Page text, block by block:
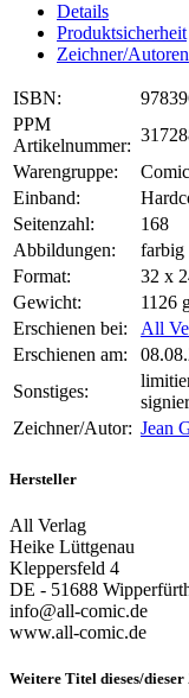
Details
Produktsicherheit
Zeichner/Autoren
ISBN:
PPM
Artikelnummer:
Warengruppe:
Einband:
Seitenzahl:
168
Abbildungen:
farbig
Format:
32 x
Gewicht:
1126
Erschienen bei:
All
Erschienen am:
Sonstiges:
Zeichner/Autor: Jean
Hersteller
All Verlag
Heike Lüttgenau
Kleppersfeld 4
DE - 51688
info@all-comic.de
www.all-comic.de
Weitere Titel dieses/